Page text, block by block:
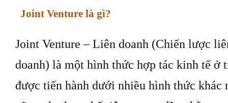
Joint Venture là gì?
Joint Venture – Liên doanh (Chiến lược
doanh) là một hình thức hợp tác kinh tế ở
được tiến hành dưới nhiều hình thức khác